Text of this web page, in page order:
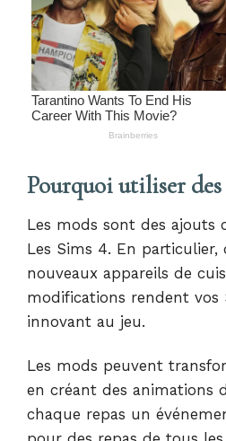
Pourquoi utiliser des
Les mods sont des ajouts
Les Sims 4. En
nouveaux appareils de
modifications rendent
innovant au jeu.
Les mods peuvent
en créant des animations
chaque repas un